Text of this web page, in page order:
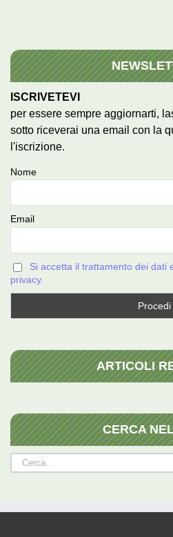
ISCRIVETEVI
per essere sempre aggiornarti,
sotto riceverai una email con la
l'iscrizione.
Nome
Email
Si accetta il trattamento dei dati
privacy.
ARTICOLI
CERCA
Cerca
per: